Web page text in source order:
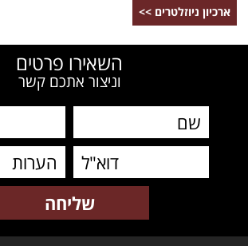
ארכיון ניוזלטרים >>
השאירו פרטים
וניצור אתכם קשר